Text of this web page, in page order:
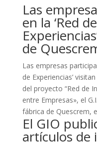
Las
en la ‘Red
de
Las empresas
de Experiencias’
del proyecto “Red de
entre Empresas», el
fábrica de Quescrem,
El GIO
artículos de